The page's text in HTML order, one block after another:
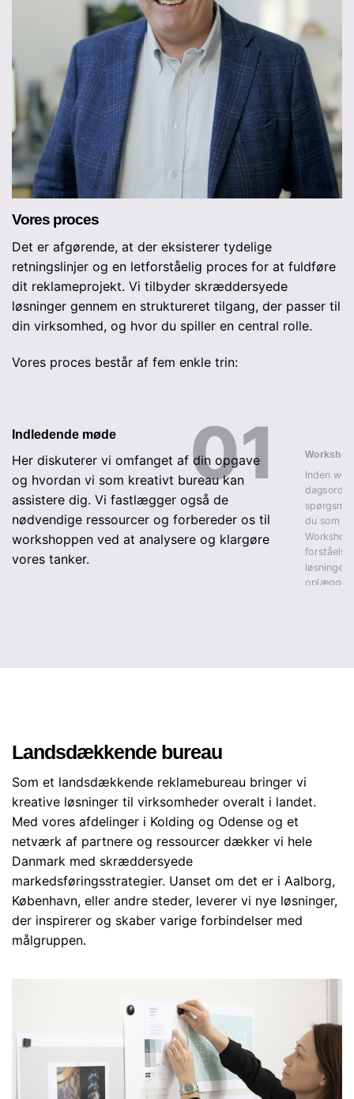
Vores proces
Det er afgørende, at der eksisterer tydelige
retningslinjer og en letforståelig proces for at fuldføre
dit reklameprojekt. Vi tilbyder skræddersyede
løsninger gennem en struktureret tilgang, der passer til
din virksomhed, og hvor du spiller en central rolle.
Vores proces består af fem enkle trin:
Indledende møde
Her diskuterer vi omfanget af din opgave
og hvordan vi som kreativt bureau kan
assistere dig. Vi fastlægger også de
nødvendige ressourcer og forbereder os til
workshoppen ved at analysere og klargøre
vores tanker.
Workshop
Inden
du som
oplægget.
Landsdækkende bureau
Som et landsdækkende reklamebureau bringer vi
kreative løsninger til virksomheder overalt i landet.
Med vores afdelinger i Kolding og Odense og et
netværk af partnere og ressourcer dækker vi hele
Danmark med skræddersyede
markedsføringsstrategier. Uanset om det er i Aalborg,
København, eller andre steder, leverer vi nye løsninger,
der inspirerer og skaber varige forbindelser med
målgruppen.